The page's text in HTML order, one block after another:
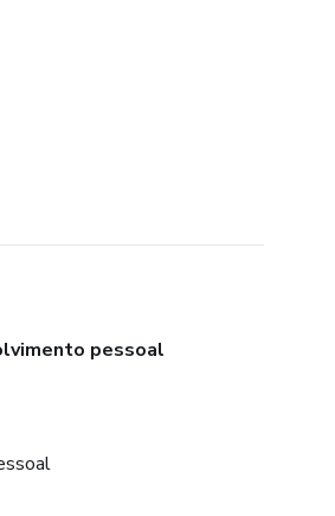
pessoal